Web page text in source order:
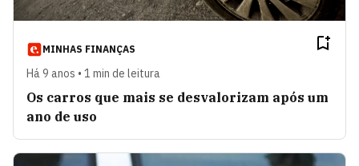
MINHAS FINANÇAS
Há 9 anos • 1 min de leitura
Os carros que mais se desvalorizam após um
ano de uso